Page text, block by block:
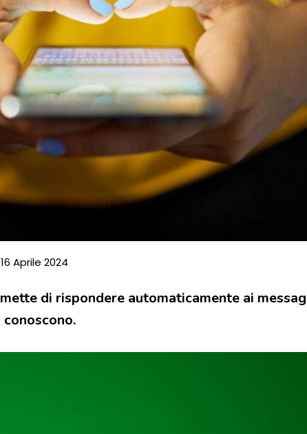
16 Aprile 2024
di rispondere automaticamente ai